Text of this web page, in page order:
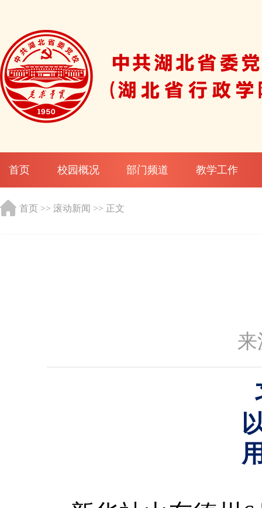
首页 校园概况 部门频道 教学工作
首页 >> 滚动新闻 >> 正文